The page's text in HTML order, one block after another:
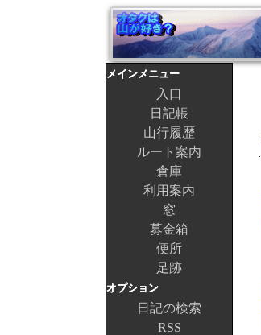
メインメニュー
入口
日記帳
山行履歴
ルート案内
倉庫
利用案内
窓
募金箱
便所
足跡
オプション
日記の検索
RSS